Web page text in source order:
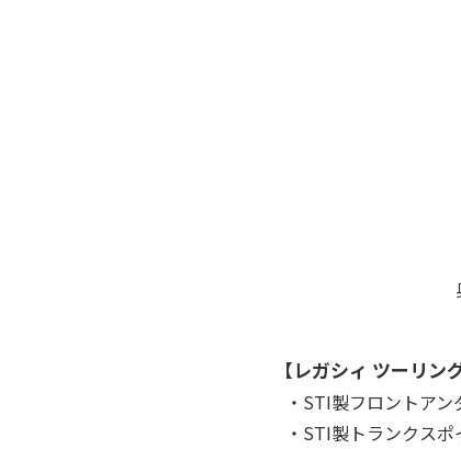
【レガシィ ツーリ
・STI製フロントア
・STI製トランクス